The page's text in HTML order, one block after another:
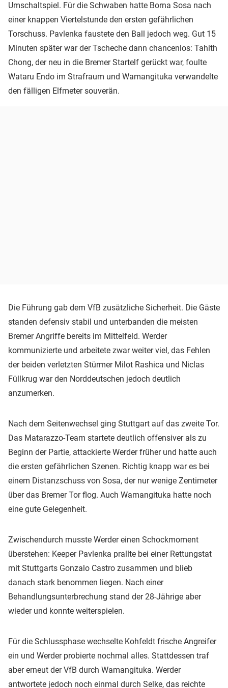
Umschaltspiel. Für die Schwaben hatte Borna Sosa nach
einer knappen Viertelstunde den ersten gefährlichen
Torschuss. Pavlenka faustete den Ball jedoch weg. Gut 15
Minuten später war der Tscheche dann chancenlos: Tahith
Chong, der neu in die Bremer Startelf gerückt war, foulte
Wataru Endo im Strafraum und Wamangituka verwandelte
den fälligen Elfmeter souverän.
Die Führung gab dem VfB zusätzliche Sicherheit. Die Gäste
standen defensiv stabil und unterbanden die meisten
Bremer Angriffe bereits im Mittelfeld. Werder
kommunizierte und arbeitete zwar weiter viel, das Fehlen
der beiden verletzten Stürmer Milot Rashica und Niclas
Füllkrug war den Norddeutschen jedoch deutlich
anzumerken.
Nach dem Seitenwechsel ging Stuttgart auf das zweite Tor.
Das Matarazzo-Team startete deutlich offensiver als zu
Beginn der Partie, attackierte Werder früher und hatte auch
die ersten gefährlichen Szenen. Richtig knapp war es bei
einem Distanzschuss von Sosa, der nur wenige Zentimeter
über das Bremer Tor flog. Auch Wamangituka hatte noch
eine gute Gelegenheit.
Zwischendurch musste Werder einen Schockmoment
überstehen: Keeper Pavlenka prallte bei einer Rettungstat
mit Stuttgarts Gonzalo Castro zusammen und blieb
danach stark benommen liegen. Nach einer
Behandlungsunterbrechung stand der 28-Jährige aber
wieder und konnte weiterspielen.
Für die Schlussphase wechselte Kohfeldt frische Angreifer
ein und Werder probierte nochmal alles. Stattdessen traf
aber erneut der VfB durch Wamangituka. Werder
antwortete jedoch noch einmal durch Selke, das reichte